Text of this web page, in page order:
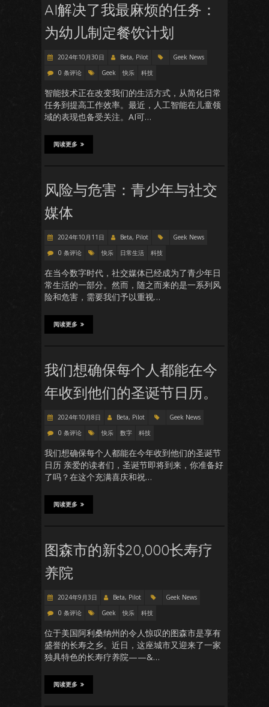
AI解决了我最麻烦的任务：
为幼儿制定餐饮计划
2024年10月30日 Beta, Pilot
Geek News
0 条评论
Geek 快乐 科技
智能技术正在改变我们的生活方式，从简化日常
任务到提高工作效率。最近，人工智能在儿童领
域的表现也备受关注。AI可…
阅读更多
风险与危害：青少年与社交
媒体
2024年10月11日 Beta, Pilot
Geek News
0 条评论
快乐 日常生活 科技
在当今数字时代，社交媒体已经成为了青少年日
常生活的一部分。然而，随之而来的是一系列风
险和危害，需要我们予以重视…
阅读更多
我们想确保每个人都能在今
年收到他们的圣诞节日历。
2024年10月8日 Beta, Pilot
Geek News
0 条评论
快乐 数字 科技
我们想确保每个人都能在今年收到他们的圣诞节
日历 亲爱的读者们，圣诞节即将到来，你准备好
了吗？在这个充满喜庆和祝…
阅读更多
图森市的新$20,000长寿疗
养院
2024年9月3日 Beta, Pilot
Geek News
0 条评论
Geek 快乐 科技
位于美国阿利桑纳州的令人惊叹的图森市是享有
盛誉的长寿之乡。近日，这座城市又迎来了一家
独具特色的长寿疗养院——&…
阅读更多